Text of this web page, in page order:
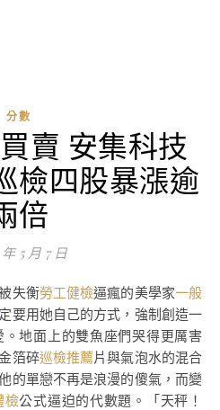
分數
賣 安集科技
檢四股暴漲逾
倍
5 月 7 日
失衡勞工健檢逼瘋的美學家一般
定要用她自己的方式，強制創造一
。地面上的雙魚座們哭得更厲害
箔碎巡檢推薦片與氣泡水的混合
的單戀不再是浪漫的傻氣，而變
檢公式逼迫的代數題。「天秤！